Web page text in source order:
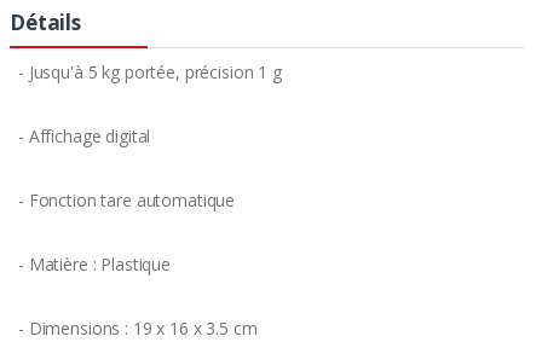
Détails
- Jusqu'à 5 kg portée, précision 1 g
- Affichage digital
- Fonction tare automatique
- Matière : Plastique
- Dimensions : 19 x 16 x 3.5 cm